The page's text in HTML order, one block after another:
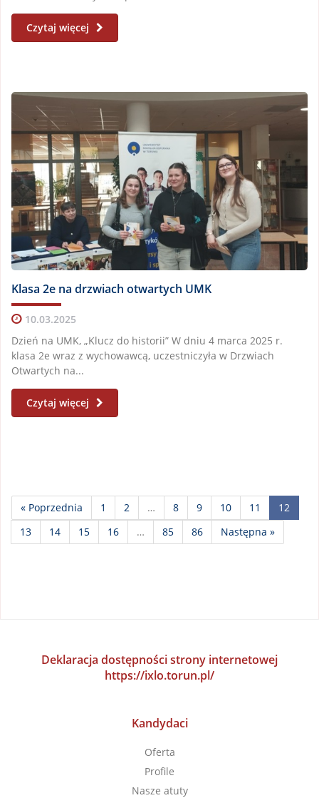
Czytaj więcej
Klasa 2e na drzwiach otwartych UMK
10.03.2025
Dzień na UMK, „Klucz do historii” W dniu 4 marca 2025 r.
klasa 2e wraz z wychowawcą, uczestniczyła w Drzwiach
Otwartych na...
Czytaj więcej
« Poprzednia 1 2 … 8 9 10 11
12
13
14 15 16 … 85 86 Następna »
Deklaracja dostępności strony internetowej
https://ixlo.torun.pl/
Kandydaci
Oferta
Profile
Nasze atuty